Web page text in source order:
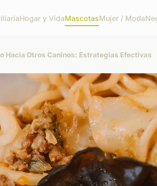
Hogar y VidaMascotasMujer / Moda
Hacia Otros Caninos: Estrategias Efectivas